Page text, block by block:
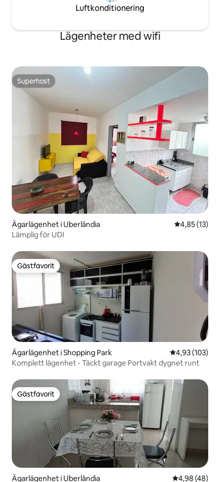
Luftkonditionering
Lägenheter med wifi
Superhost
Superhost
Ägarlägenhet i Uberlândia 4,85 av 5 i
4,85 (13)
Lämplig för UDI
Gästfavorit
Gästfavorit
Ägarlägenhet i Shopping Park 4,93 av 5 i
4,93 (103)
Komplett lägenhet - Täckt garage Portvakt dygnet runt
Gästfavorit
Gästfavorit
Ägarlägenhet i Uberlândia 4,98 av 5 i
4,98 (48)